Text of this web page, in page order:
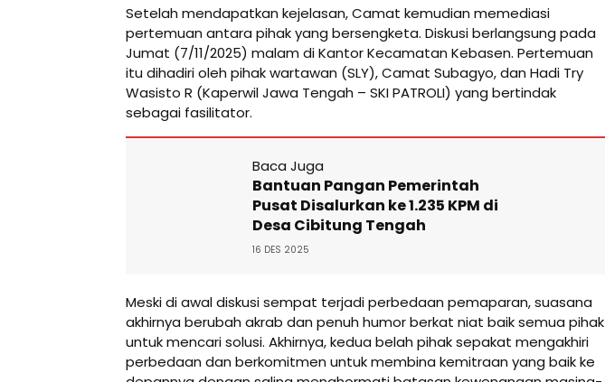
Setelah mendapatkan kejelasan, Camat kemudian memediasi
pertemuan antara pihak yang bersengketa. Diskusi berlangsung pada
Jumat (7/11/2025) malam di Kantor Kecamatan Kebasen. Pertemuan
itu dihadiri oleh pihak wartawan (SLY), Camat Subagyo, dan Hadi Try
Wasisto R (Kaperwil Jawa Tengah – SKI PATROLI) yang bertindak
sebagai fasilitator.
Baca Juga
Bantuan Pangan Pemerintah
Pusat Disalurkan ke 1.235 KPM di
Desa Cibitung Tengah
16 DES 2025
Meski di awal diskusi sempat terjadi perbedaan pemaparan, suasana
akhirnya berubah akrab dan penuh humor berkat niat baik semua pihak
untuk mencari solusi. Akhirnya, kedua belah pihak sepakat mengakhiri
perbedaan dan berkomitmen untuk membina kemitraan yang baik ke